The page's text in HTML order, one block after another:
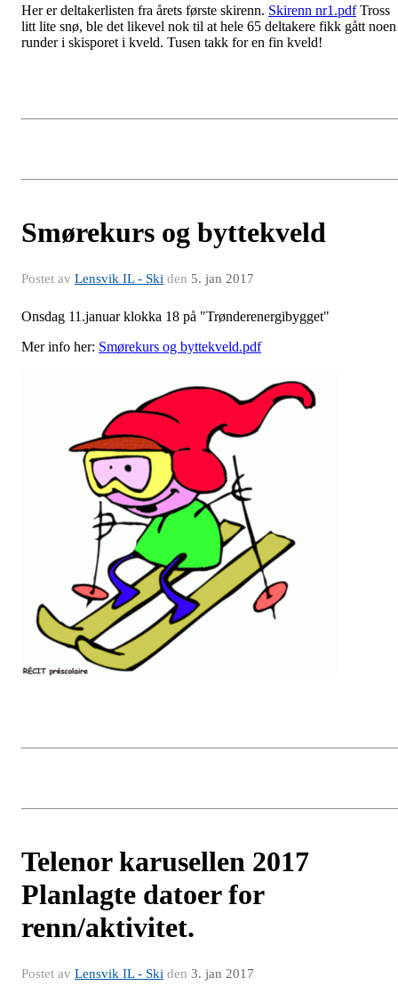
Her er deltakerlisten fra årets første skirenn. Skirenn nr1.pdf Tross
litt lite snø, ble det likevel nok til at hele 65 deltakere fikk gått noen
runder i skisporet i kveld. Tusen takk for en fin kveld!
Smørekurs og byttekveld
Postet av Lensvik IL - Ski den 5. jan 2017
Onsdag 11.januar klokka 18 på "Trønderenergibygget"
Mer info her: Smørekurs og byttekveld.pdf
Telenor karusellen 2017
Planlagte datoer for
renn/aktivitet.
Postet av Lensvik IL - Ski den 3. jan 2017